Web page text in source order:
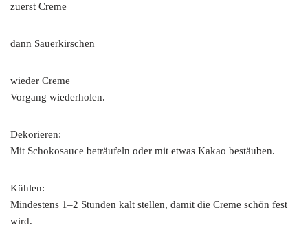
zuerst Creme
dann Sauerkirschen
wieder Creme
Vorgang wiederholen.
Dekorieren:
Mit Schokosauce beträufeln oder mit etwas Kakao bestäuben.
Kühlen:
Mindestens 1–2 Stunden kalt stellen, damit die Creme schön fest
wird.